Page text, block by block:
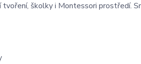
školky i Montessori prostředí.